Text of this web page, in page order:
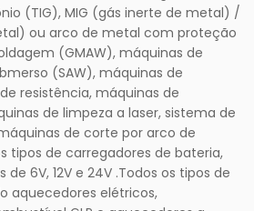
(TIG), MIG (gás inerte de metal) /
ou arco de metal com proteção
(GMAW), máquinas de
(SAW), máquinas de
resistência, máquinas de
de limpeza a laser, sistema de
de corte por arco de
tipos de carregadores de bateria,
6V, 12V e 24V .Todos os tipos de
aquecedores elétricos,